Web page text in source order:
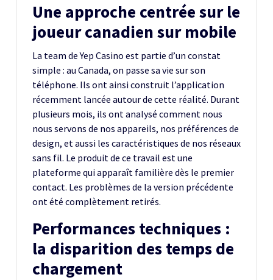
Une approche centrée sur le
joueur canadien sur mobile
La team de Yep Casino est partie d’un constat
simple : au Canada, on passe sa vie sur son
téléphone. Ils ont ainsi construit l’application
récemment lancée autour de cette réalité. Durant
plusieurs mois, ils ont analysé comment nous
nous servons de nos appareils, nos préférences de
design, et aussi les caractéristiques de nos réseaux
sans fil. Le produit de ce travail est une
plateforme qui apparaît familière dès le premier
contact. Les problèmes de la version précédente
ont été complètement retirés.
Performances techniques :
la disparition des temps de
chargement